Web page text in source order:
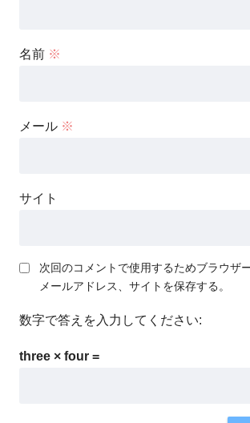
名前 ※
メール ※
サイト
次回のコメントで使用するためブラウザ
メールアドレス、サイトを保存する。
数字で答えを入力してください:
three × four =